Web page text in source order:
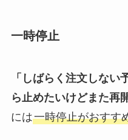
一時停止
「しばらく注文しない
ら止めたいけどまた再
には一時停止がおすす